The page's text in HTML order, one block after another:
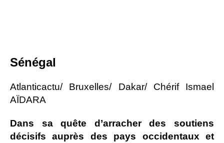
Sénégal
Atlanticactu/ Bruxelles/ Dakar/ Chérif Ismael
AÏDARA
Dans sa quête d’arracher des soutiens
décisifs auprès des pays occidentaux et